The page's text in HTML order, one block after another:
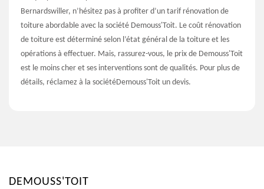
Bernardswiller, n’hésitez pas à profiter d’un tarif rénovation de
toiture abordable avec la société Demouss'Toit. Le coût rénovation
de toiture est déterminé selon l’état général de la toiture et les
opérations à effectuer. Mais, rassurez-vous, le prix de Demouss'Toit
est le moins cher et ses interventions sont de qualités. Pour plus de
détails, réclamez à la sociétéDemouss'Toit un devis.
DEMOUSS'TOIT